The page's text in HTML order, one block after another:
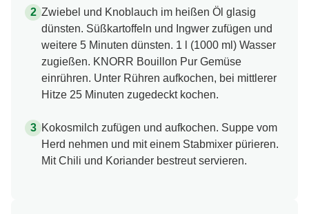
Zwiebel und Knoblauch im heißen Öl glasig
dünsten. Süßkartoffeln und Ingwer zufügen und
weitere 5 Minuten dünsten. 1 l (1000 ml) Wasser
zugießen. KNORR Bouillon Pur Gemüse
einrühren. Unter Rühren aufkochen, bei mittlerer
Hitze 25 Minuten zugedeckt kochen.
Kokosmilch zufügen und aufkochen. Suppe vom
Herd nehmen und mit einem Stabmixer pürieren.
Mit Chili und Koriander bestreut servieren.